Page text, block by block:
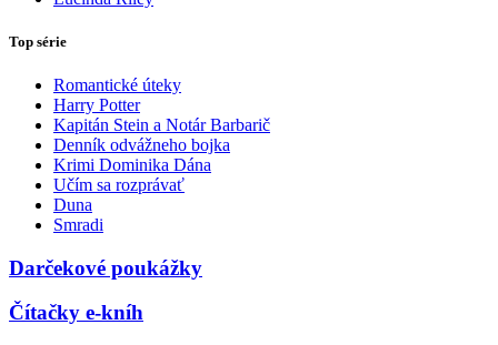
Top série
Romantické úteky
Harry Potter
Kapitán Stein a Notár Barbarič
Denník odvážneho bojka
Krimi Dominika Dána
Učím sa rozprávať
Duna
Smradi
Darčekové poukážky
Čítačky e-kníh